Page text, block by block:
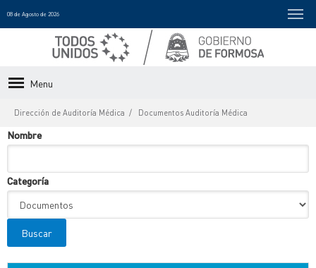
08 de Agosto de 2026
Menu
Dirección de Auditoría Médica Documentos Auditoría Médica
Nombre
Categoría